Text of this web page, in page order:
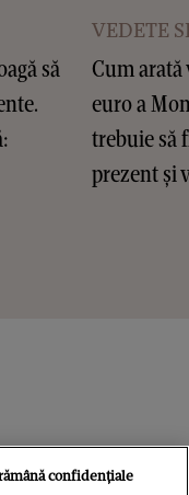
să
VEDETE
Cum arată
euro a
trebuie să
prezent și
confidențiale